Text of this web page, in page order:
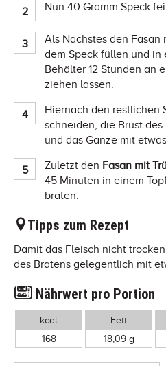
Nun 40 Gramm Speck
Als Nächstes den Fasan
dem Speck füllen und in
Behälter 12 Stunden an
ziehen lassen.
Hiernach den restlichen
schneiden, die Brust
und das Ganze mit
Zuletzt den Fasan mit
45 Minuten in einem
braten.
Tipps zum Rezept
Damit das Fleisch nicht
des Bratens gelegentlich mit
Nährwert pro Portion
kcal
168
Fett
18,09 g